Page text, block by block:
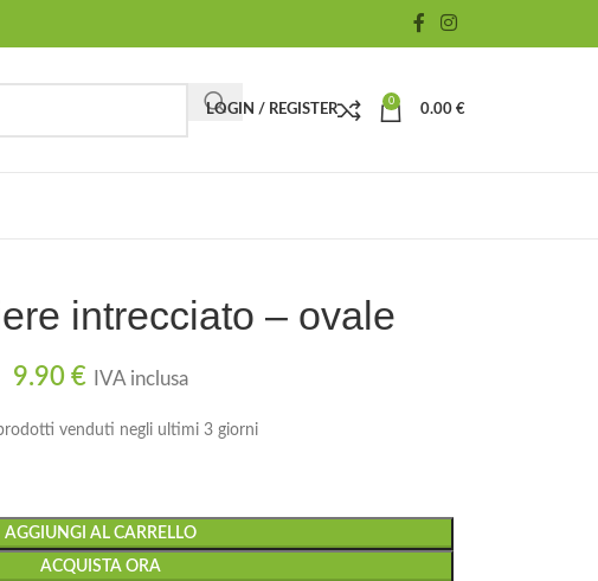
LOGIN / REGISTER
0
0.00 €
intrecciato – ovale
9.90 € IVA inclusa
venduti negli ultimi 3 giorni
AGGIUNGI AL CARRELLO
ACQUISTA ORA